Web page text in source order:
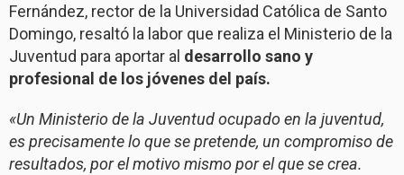
Fernández, rector de la Universidad Católica de Santo
Domingo, resaltó la labor que realiza el Ministerio de la
Juventud para aportar al desarrollo sano y
profesional de los jóvenes del país.
«Un Ministerio de la Juventud ocupado en la juventud,
es precisamente lo que se pretende, un compromiso de
resultados, por el motivo mismo por el que se crea.